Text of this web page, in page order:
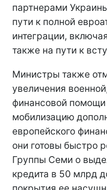
партнерами
пути к полной
интеграции,
также на пути к
Министры также
увеличения
финансовой
мобилизацию
европейского
они готовы быстро
Группы Семи о
кредита в 50 млрд